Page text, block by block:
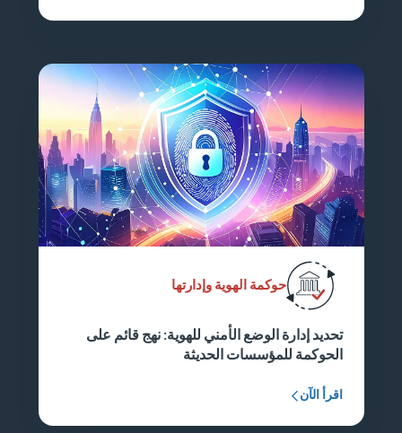
حوكمة الهوية وإدارتها
تحديد إدارة الوضع الأمني للهوية: نهج قائم على
الحوكمة للمؤسسات الحديثة
اقرأ الآن